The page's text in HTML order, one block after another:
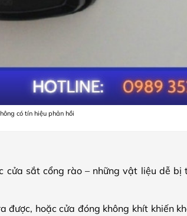
có tín hiệu phản hồi
cửa sắt cổng rào – những vật liệu dễ bị
hoặc cửa đóng không khít khiến